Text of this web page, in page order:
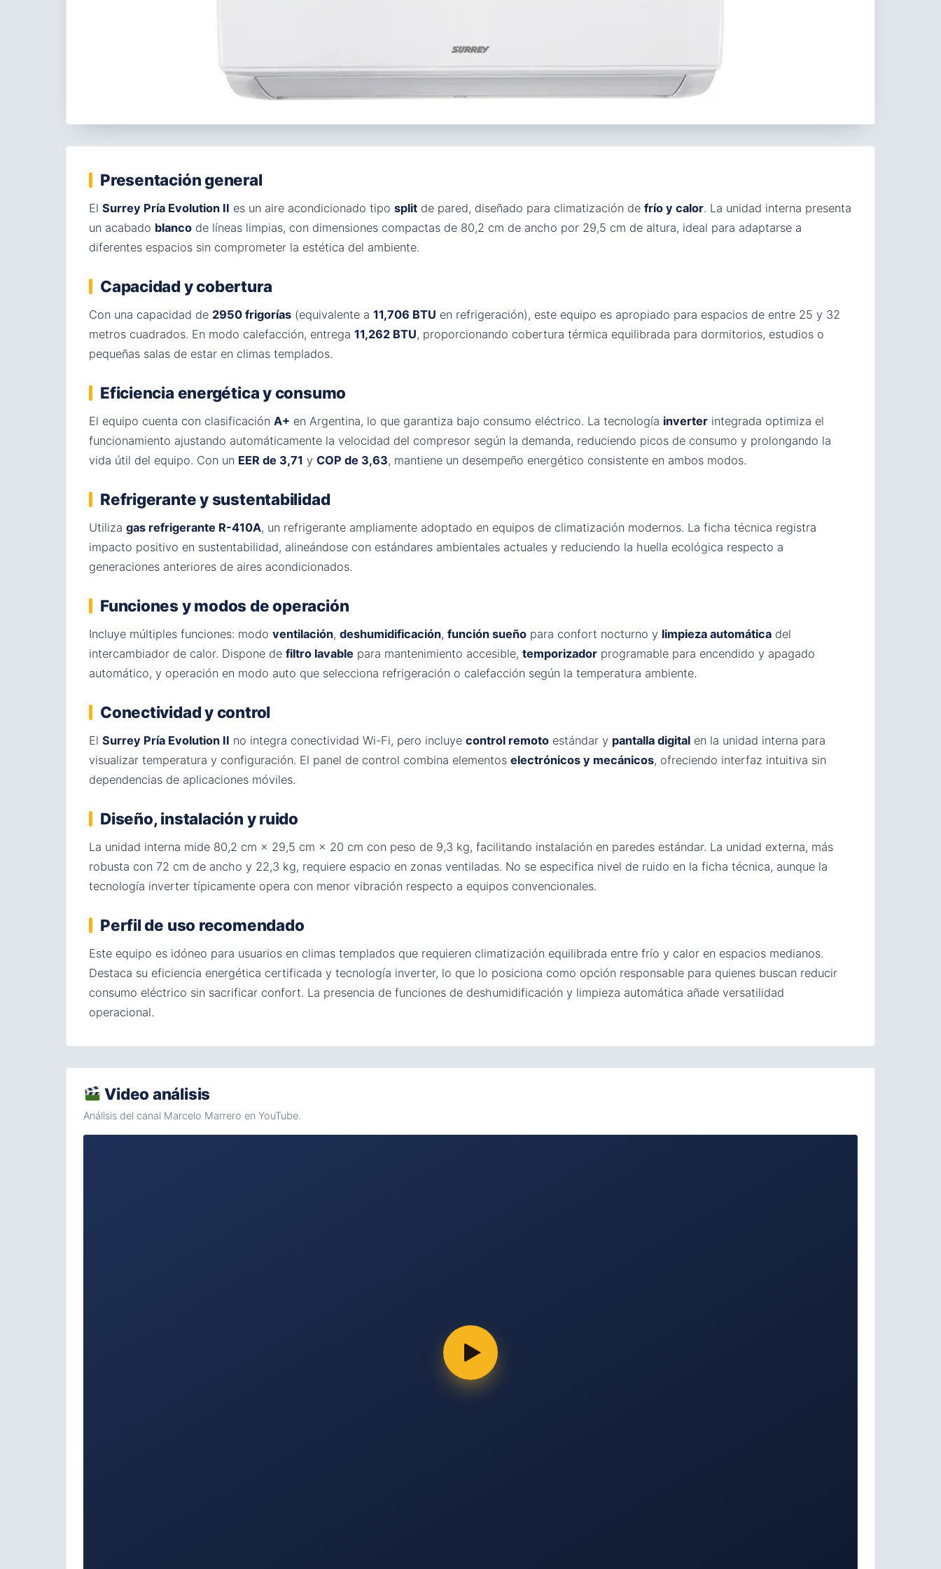
Presentación general
El Surrey Pría Evolution II es un aire acondicionado tipo split de pared, diseñado para climatización de frío y calor. La unidad interna presenta
un acabado blanco de líneas limpias, con dimensiones compactas de 80,2 cm de ancho por 29,5 cm de altura, ideal para adaptarse a
diferentes espacios sin comprometer la estética del ambiente.
Capacidad y cobertura
Con una capacidad de 2950 frigorías (equivalente a 11,706 BTU en refrigeración), este equipo es apropiado para espacios de entre 25 y 32
metros cuadrados. En modo calefacción, entrega 11,262 BTU, proporcionando cobertura térmica equilibrada para dormitorios, estudios o
pequeñas salas de estar en climas templados.
Eficiencia energética y consumo
El equipo cuenta con clasificación A+ en Argentina, lo que garantiza bajo consumo eléctrico. La tecnología inverter integrada optimiza el
funcionamiento ajustando automáticamente la velocidad del compresor según la demanda, reduciendo picos de consumo y prolongando la
vida útil del equipo. Con un EER de 3,71 y COP de 3,63, mantiene un desempeño energético consistente en ambos modos.
Refrigerante y sustentabilidad
Utiliza gas refrigerante R-410A, un refrigerante ampliamente adoptado en equipos de climatización modernos. La ficha técnica registra
impacto positivo en sustentabilidad, alineándose con estándares ambientales actuales y reduciendo la huella ecológica respecto a
generaciones anteriores de aires acondicionados.
Funciones y modos de operación
Incluye múltiples funciones: modo ventilación, deshumidificación, función sueño para confort nocturno y limpieza automática del
intercambiador de calor. Dispone de filtro lavable para mantenimiento accesible, temporizador programable para encendido y apagado
automático, y operación en modo auto que selecciona refrigeración o calefacción según la temperatura ambiente.
Conectividad y control
El Surrey Pría Evolution II no integra conectividad Wi-Fi, pero incluye control remoto estándar y pantalla digital en la unidad interna para
visualizar temperatura y configuración. El panel de control combina elementos electrónicos y mecánicos, ofreciendo interfaz intuitiva sin
dependencias de aplicaciones móviles.
Diseño, instalación y ruido
La unidad interna mide 80,2 cm × 29,5 cm × 20 cm con peso de 9,3 kg, facilitando instalación en paredes estándar. La unidad externa, más
robusta con 72 cm de ancho y 22,3 kg, requiere espacio en zonas ventiladas. No se especifica nivel de ruido en la ficha técnica, aunque la
tecnología inverter típicamente opera con menor vibración respecto a equipos convencionales.
Perfil de uso recomendado
Este equipo es idóneo para usuarios en climas templados que requieren climatización equilibrada entre frío y calor en espacios medianos.
Destaca su eficiencia energética certificada y tecnología inverter, lo que lo posiciona como opción responsable para quienes buscan reducir
consumo eléctrico sin sacrificar confort. La presencia de funciones de deshumidificación y limpieza automática añade versatilidad
operacional.
Video análisis
Análisis del canal Marcelo Marrero en YouTube.